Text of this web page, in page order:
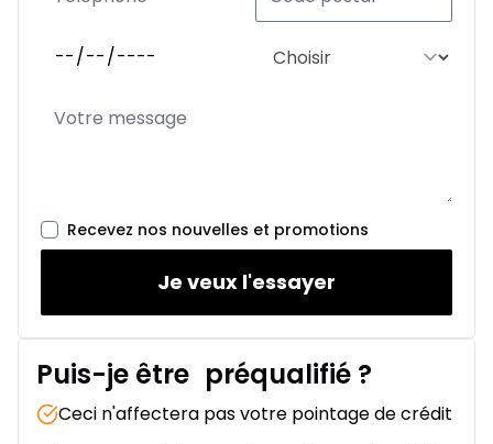
Recevez nos nouvelles et promotions
Je veux l'essayer
Puis-je être préqualifié ?
Ceci n'affectera pas votre pointage de crédit